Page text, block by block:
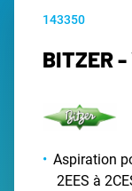
143350
BITZER -
Aspiration
2EES à